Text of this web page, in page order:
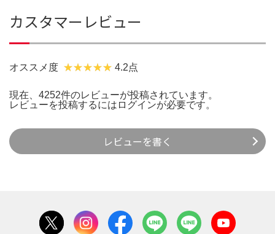
カスタマーレビュー
オススメ度 4.2点
現在、4252件のレビューが投稿されています。
レビューを投稿するには ログインが必要です。
レビューを書く